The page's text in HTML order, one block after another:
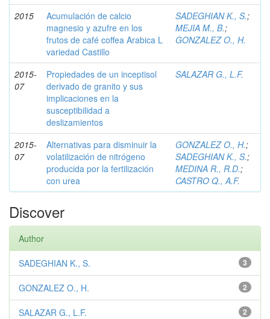
2015
Acumulación de calcio
magnesio y azufre en los
frutos de café coffea Arabica L
variedad Castillo
SADEGHIAN K., S.;
MEJIA M., B.;
GONZALEZ O., H.
2015-
07
Propiedades de un inceptisol
derivado de granito y sus
implicaciones en la
susceptibilidad a
deslizamientos
SALAZAR G., L.F.
2015-
07
Alternativas para disminuir la
volatilización de nitrógeno
producida por la fertilización
con urea
GONZALEZ O., H.;
SADEGHIAN K., S.;
MEDINA R., R.D.;
CASTRO Q., A.F.
Discover
Author
3
SADEGHIAN K., S.
2
GONZALEZ O., H.
2
SALAZAR G., L.F.